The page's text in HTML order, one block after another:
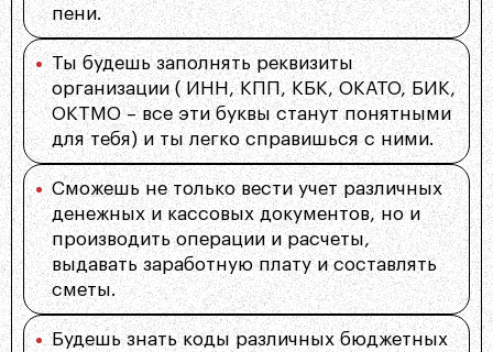
пени.
Ты будешь заполнять реквизиты
организации ( ИНН, КПП, КБК, ОКАТО, БИК,
ОКТМО – все эти буквы станут понятными
для тебя) и ты легко справишься с ними.
Сможешь не только вести учет различных
денежных и кассовых документов, но и
производить операции и расчеты,
выдавать заработную плату и составлять
сметы.
Будешь знать коды различных бюджетных